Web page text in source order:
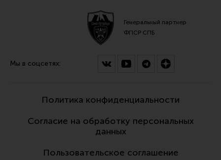
Генеральный партнер
ФПСР СПБ
Мы в соцсетях:
Политика конфиденциальности
Согласие на обработку персональных
данных
Пользовательское соглашение